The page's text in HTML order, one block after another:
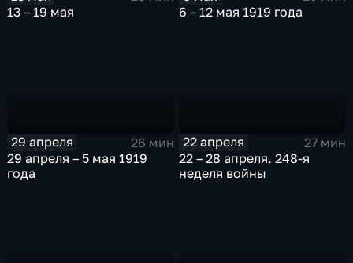
13 – 19 мая
6 – 12 мая 1919 года
29 апреля
26 мин
29 апреля – 5 мая 1919
года
22 апреля
27 мин
22 – 28 апреля. 248-я
неделя войны